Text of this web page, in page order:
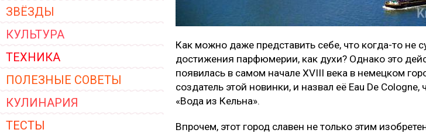
ЗВЁЗДЫ
КУЛЬТУРА
ТЕХНИКА
ПОЛЕЗНЫЕ СОВЕТЫ
КУЛИНАРИЯ
ТЕСТЫ
Как можно даже представить себе, что когда-то не
достижения парфюмерии, как духи? Однако это
появилась в самом начале XVIII века в немецком
создатель этой новинки, и назвал её Eau De
«Вода из Кельна».
Впрочем, этот город славен не только этим